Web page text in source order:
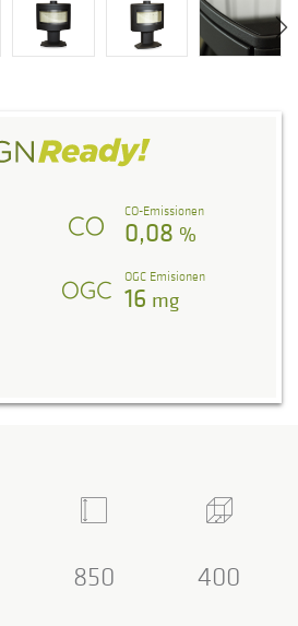
CO-Emissionen
0,08 %
OGC Emisionen
16 mg
850 400